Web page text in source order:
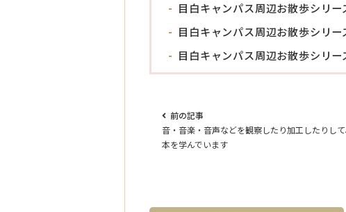
目白キャンパス周辺お散歩シリ
目白キャンパス周辺お散歩シリ
目白キャンパス周辺お散歩シリ
前の記事
⾳・⾳楽・⾳声などを観察したり加⼯したりし
本を学んでいます